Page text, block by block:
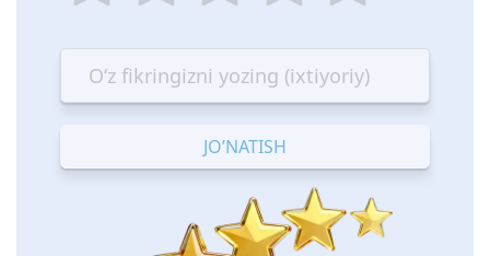
star
Terrible
stars
—
Bad
stars
—
OK
stars
—
Good
stars
—
Excellent